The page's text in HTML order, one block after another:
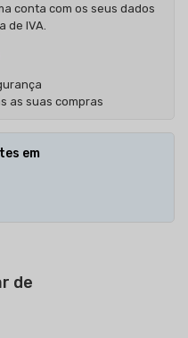
conta com os seus dados
de IVA.
as suas compras
em
de